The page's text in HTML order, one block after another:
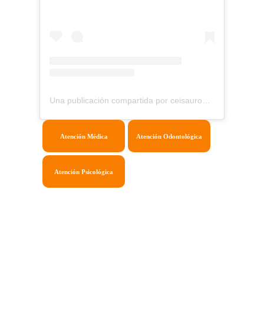
Una publicación compartida por ceisauroarancibia@gmail.com (@asociacioncivilisauroarancibia)
Atención Médica Atención Odontológica
Atención Psicológica